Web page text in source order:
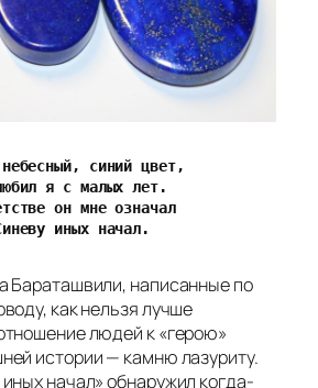
синий цвет,
я с малых лет.
он мне означал
иных начал.
Бараташвили, написанные по
как нельзя лучше
людей к «герою»
истории — камню лазуриту.
начал» обнаружил когда-